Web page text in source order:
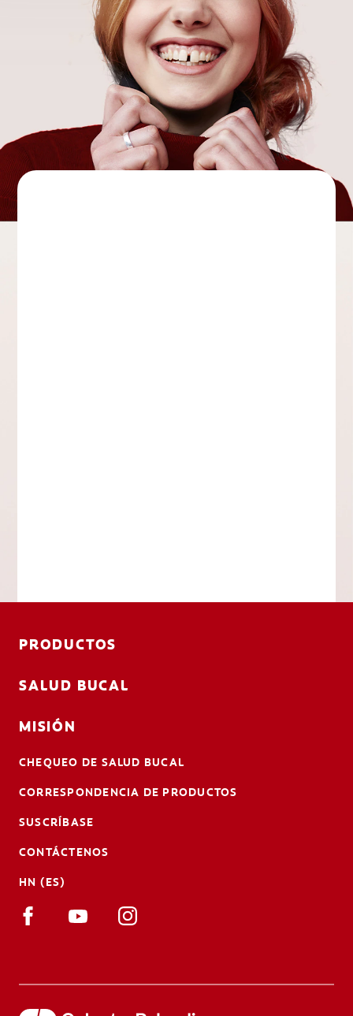
PRODUCTOS
SALUD BUCAL
MISIÓN
CHEQUEO DE SALUD BUCAL
CORRESPONDENCIA DE PRODUCTOS
SUSCRÍBASE
CONTÁCTENOS
HN (ES)